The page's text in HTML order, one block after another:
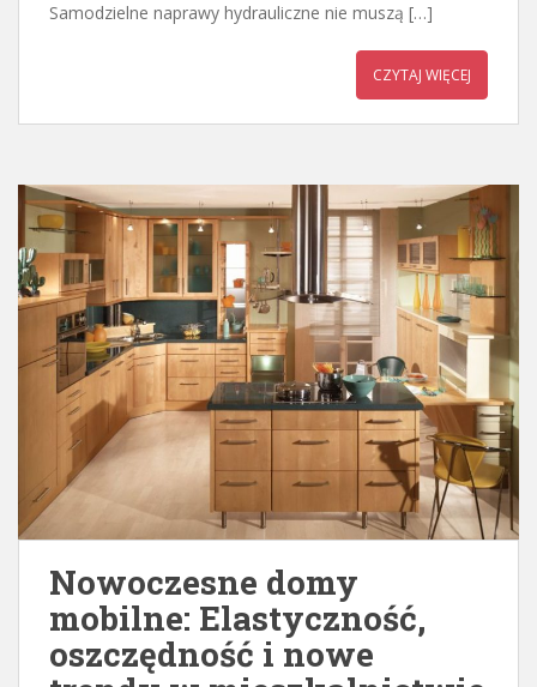
Samodzielne naprawy hydrauliczne nie muszą […]
CZYTAJ WIĘCEJ
Nowoczesne domy
mobilne: Elastyczność,
oszczędność i nowe